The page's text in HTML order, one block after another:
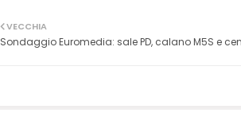
VECCHIA
Sondaggio Euromedia: sale PD, calano M5S e